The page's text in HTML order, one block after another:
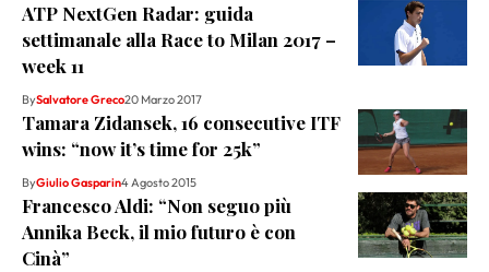
ATP NextGen Radar: guida
settimanale alla Race to Milan 2017 –
week 11
BySalvatore Greco20 Marzo 2017
Tamara Zidansek, 16 consecutive ITF
wins: “now it’s time for 25k”
ByGiulio Gasparin4 Agosto 2015
Francesco Aldi: “Non seguo più
Annika Beck, il mio futuro è con
Cinà”